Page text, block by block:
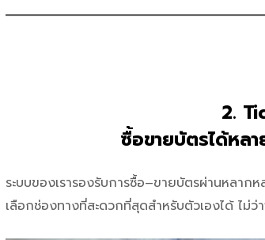
2.
ซื้อขายบัตรได้หล
ระบบของเรารองรับการซื้อ–ขายบัตรผ่านหลาก
เลือกช่องทางที่สะดวกที่สุดสำหรับตัวเองได้ ไม่